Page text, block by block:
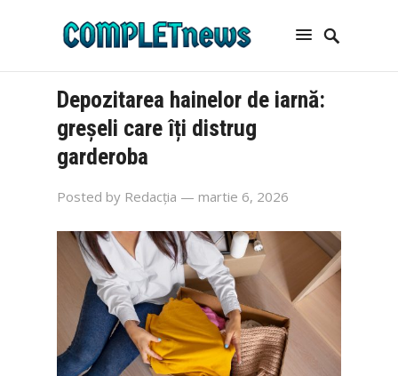
Depozitarea hainelor de iarnă:
greșeli care îți distrug
garderoba
Posted by Redacția — martie 6, 2026